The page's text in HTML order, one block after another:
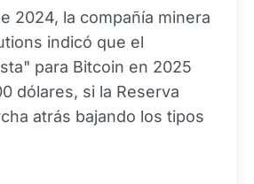
2024, la compañía minera
indicó que el
para Bitcoin en 2025
dólares, si la Reserva
atrás bajando los tipos